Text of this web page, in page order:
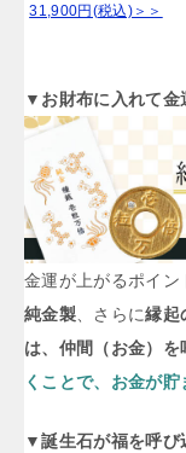
31,900円(税込)＞＞
▼お財布に入れて金
金運が上がるポイン
純金製、さらに縁起
は、仲間（お金）を
くことで、お金が
▼誕生石が福を呼び